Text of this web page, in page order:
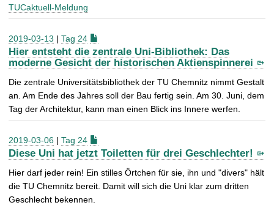
TUCaktuell-Meldung
2019-03-13 | Tag 24
Hier entsteht die zentrale Uni-Bibliothek: Das
moderne Gesicht der historischen Aktienspinnerei
Die zentrale Universitätsbibliothek der TU Chemnitz nimmt Gestalt
an. Am Ende des Jahres soll der Bau fertig sein. Am 30. Juni, dem
Tag der Architektur, kann man einen Blick ins Innere werfen.
2019-03-06 | Tag 24
Diese Uni hat jetzt Toiletten für drei Geschlechter!
Hier darf jeder rein! Ein stilles Örtchen für sie, ihn und "divers" hält
die TU Chemnitz bereit. Damit will sich die Uni klar zum dritten
Geschlecht bekennen.